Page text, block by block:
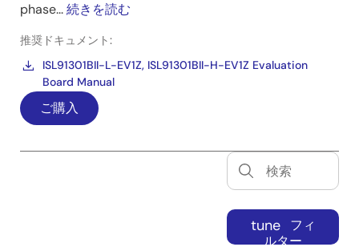
phase...続きを読む
推奨ドキュメント:
ISL91301BII-L-EV1Z, ISL91301BII-H-EV1Z Evaluation
Board Manual
ご購入
tune
フィ
ルター